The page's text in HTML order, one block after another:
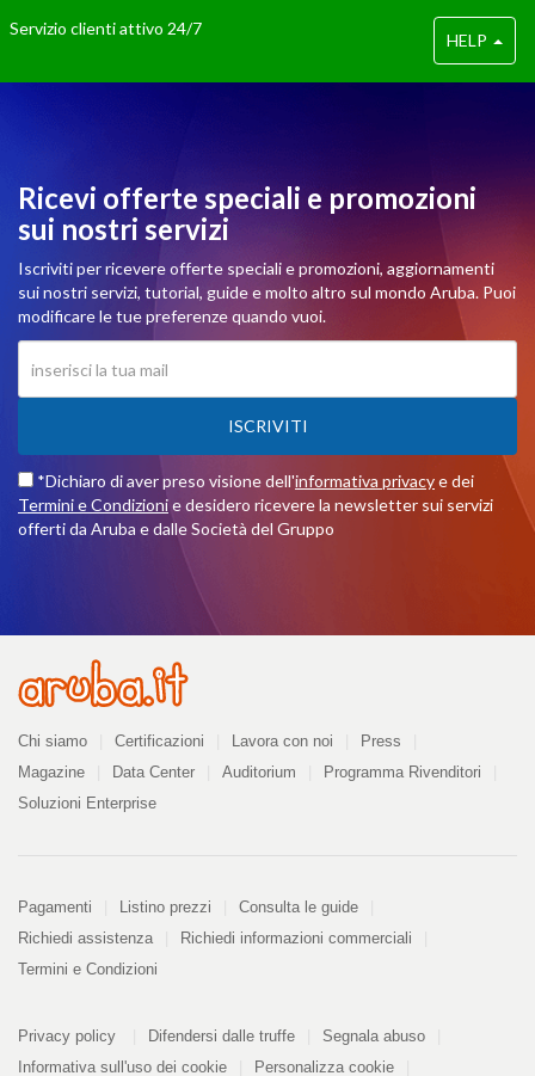
HELP
Servizio clienti attivo 24/7
Ricevi offerte speciali e promozioni
sui nostri servizi
Iscriviti per ricevere offerte speciali e promozioni, aggiornamenti
sui nostri servizi, tutorial, guide e molto altro sul mondo Aruba. Puoi
modificare le tue preferenze quando vuoi.
ISCRIVITI
*Dichiaro di aver preso visione dell'informativa privacye dei
Termini e Condizionie desidero ricevere la newsletter sui servizi
offerti da Aruba e dalle Società del Gruppo
Azienda
Chi siamo Certificazioni Lavora con noi
Press
Magazine
Data Center Auditorium
Programma Rivenditori
Soluzioni Enterprise
Pagamenti
Pagamenti Listino prezzi
Consulta le guide
Richiedi assistenza
Richiedi informazioni commerciali
Termini e Condizioni
Informazioni
Privacy policy
PDF
kB
Difendersi dalle truffe
Segnala abuso
Informativa sull'uso dei cookie
Personalizza cookie